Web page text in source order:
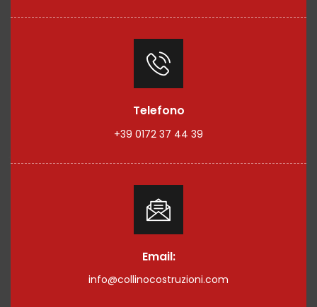
Telefono
+39 0172 37 44 39
Email:
info@collinocostruzioni.com